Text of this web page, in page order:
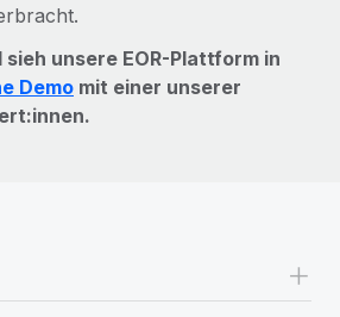
unsere EOR-Plattform in
Demo mit einer unserer
+